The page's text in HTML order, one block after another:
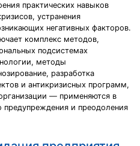
практических навыков
устранения
негативных факторов.
комплекс методов,
подсистемах
методы
разработка
и антикризисных программ,
— применяются в
предупреждения и преодоления